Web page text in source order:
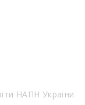
НАПН України